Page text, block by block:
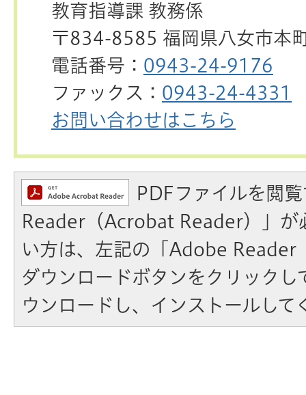
教育指導課 教務係
〒834-8585 福岡県八女市本
電話番号： 0943-24-9176
ファックス： 0943-24-4331
お問い合わせはこちら
PDFファイルを閲
Reader（Acrobat Reader）」が
い方は、左記の「Adobe
ダウンロードボタンをクリックし
ウンロードし、インストールして